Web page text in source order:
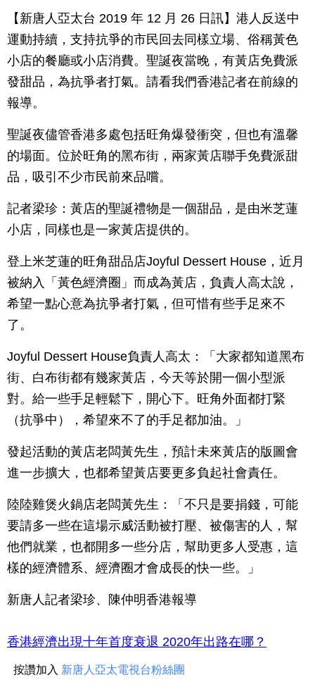
【新唐人亞太台 2019 年 12 月 26 日訊】港人反送中
運動持續，支持抗爭的市民回去同樣立場、俗稱黃色
小店的餐廳或小店消費。聖誕夜當晚，有黃店免費派
發甜品，為抗爭者打氣。請看我們香港記者在前線的
報導。
聖誕夜儘管香港多處包括旺角爆發衝突，但也有溫馨
的場面。位於旺角的黑布街，兩家黃店聯手免費派甜
品，吸引不少市民前來品嚐。
記者梁珍：黃店的聖誕禮物是一個甜品，是由米芝蓮
小店，同樣也是一家黃店提供的。
登上米芝蓮的旺角甜品店Joyful Dessert House，近月
被納入「黃色經濟圈」而成為黃店，負責人高太說，
希望一點心意為抗爭者打氣，但可惜有些手足來不
了。
Joyful Dessert House負責人高太：「大家都知道黑布
街、白布街都有幾家黃店，今天等於開一個小型派
對。給一些手足輕鬆下，開心下。旺角外面都打緊
（抗爭中），希望來不了的手足都加油。」
發起活動的黃店老闆黃先生，預計未來黃店的版圖會
進一步擴大，也都希望黃店要更多負起社會責任。
陸陸雞煲火鍋店老闆黃先生：「不只是要捐錢，可能
要請多一些在這場示威活動被打壓、被傷害的人，幫
他們就業，也都開多一些分店，幫助更多人受惠，這
樣的經濟體系、經濟圈才會成長的快一些。」
新唐人記者梁珍、陳仲明香港報導
香港經濟出現十年首度衰退 2020年出路在哪？
按讚加入 新唐人亞太電視台粉絲團